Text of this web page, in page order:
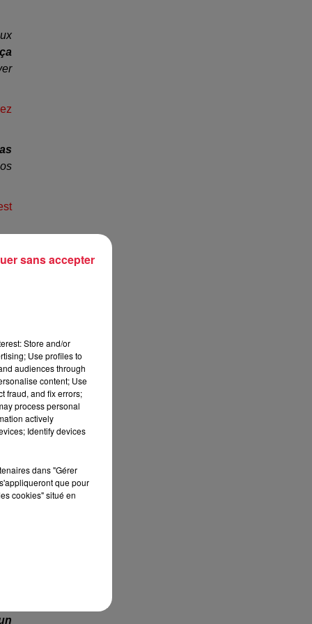
Store and/or
Use profiles to
audiences through
content; Use
fraud, and fix errors;
process personal
actively
Identify devices
dans "Gérer
que pour
cookies" situé en
sans accepter